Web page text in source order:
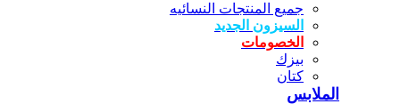
جميع المنتجات النسائيه
السيزون الجديد
الخصومات
بيزك
كتان
الملابس